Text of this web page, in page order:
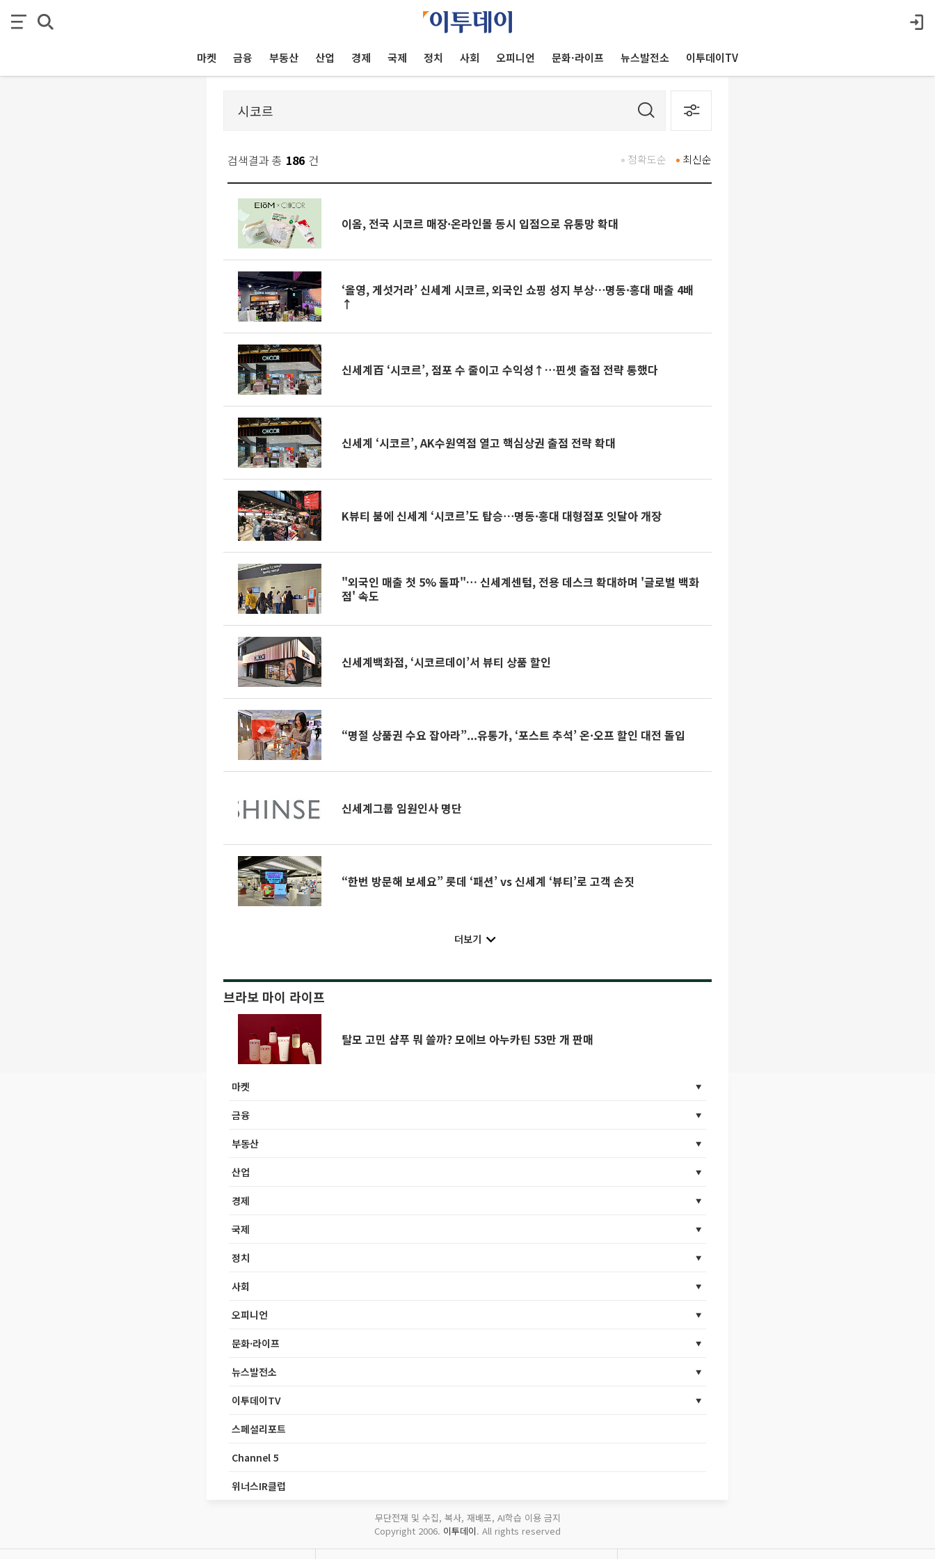
마켓 금융 부동산 산업 경제 국제 정치 사회 오피니언 문화·라이프 뉴스발전소 이투데이TV
검색결과 총 186 건 최신순
정확도순
이옴, 전국 시코르 매장·온라인몰 동시 입점으로 유통망 확대
‘올영, 게섯거라’ 신세계 시코르, 외국인 쇼핑 성지 부상⋯명동·홍대 매출 4배
↑
신세계百 ‘시코르’, 점포 수 줄이고 수익성↑…핀셋 출점 전략 통했다
신세계 ‘시코르’, AK수원역점 열고 핵심상권 출점 전략 확대
K뷰티 붐에 신세계 ‘시코르’도 탑승⋯명동·홍대 대형점포 잇달아 개장
"외국인 매출 첫 5% 돌파"… 신세계센텀, 전용 데스크 확대하며 '글로벌 백화
점' 속도
신세계백화점, ‘시코르데이’서 뷰티 상품 할인
“명절 상품권 수요 잡아라”...유통가, ‘포스트 추석’ 온·오프 할인 대전 돌입
신세계그룹 임원인사 명단
“한번 방문해 보세요” 롯데 ‘패션’ vs 신세계 ‘뷰티’로 고객 손짓
더보기
브라보 마이 라이프
탈모 고민 샴푸 뭐 쓸까? 모에브 아누카틴 53만 개 판매
마켓
금융
부동산
산업
경제
국제
정치
사회
오피니언
문화·라이프
뉴스발전소
이투데이TV
스페셜리포트
Channel 5
위너스IR클럽
무단전재 및 수집, 복사, 재배포, AI학습 이용 금지
Copyright 2006. 이투데이. All rights reserved